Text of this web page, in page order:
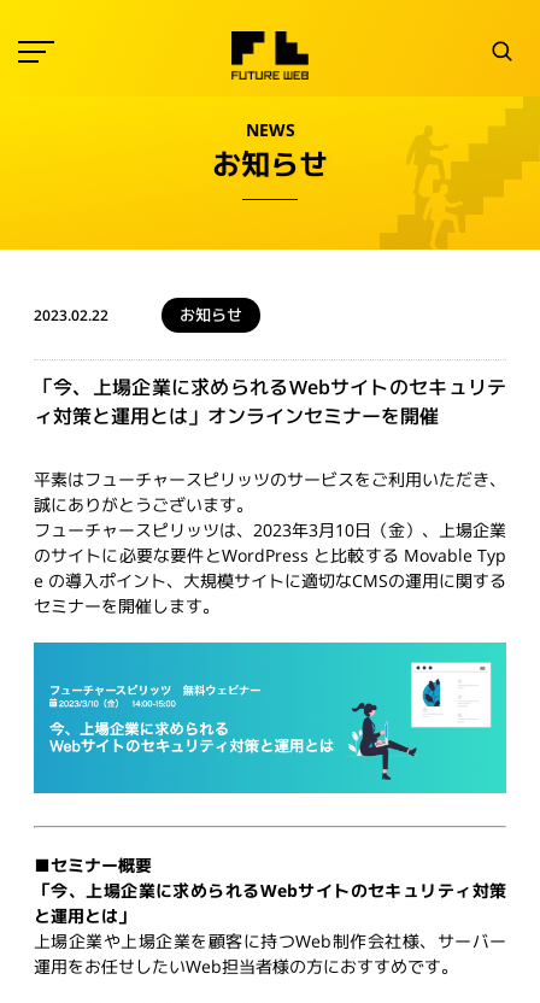
NEWS
お知らせ
2023.02.22 お知らせ
「今、上場企業に求められるWebサイトのセキュリテ
ィ対策と運用とは」オンラインセミナーを開催
平素はフューチャースピリッツのサービスをご利用いただき、
誠にありがとうございます。
フューチャースピリッツは、2023年3月10日（金）、上場企業
のサイトに必要な要件とWordPress と比較する Movable Typ
e の導入ポイント、大規模サイトに適切なCMSの運用に関する
セミナーを開催します。
■セミナー概要
「今、上場企業に求められるWebサイトのセキュリティ対策
と運用とは」
上場企業や上場企業を顧客に持つWeb制作会社様、サーバー
運用をお任せしたいWeb担当者様の方におすすめです。